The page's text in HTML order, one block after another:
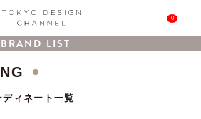
0
BRAND LIST
ディネート一覧